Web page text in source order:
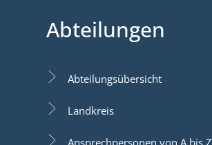
Abteilungen
Abteilungsübersicht
Landkreis